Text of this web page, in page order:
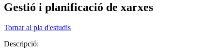
Gestió i planificació de xarxes
Tornar al pla d'estudis
Descripció: